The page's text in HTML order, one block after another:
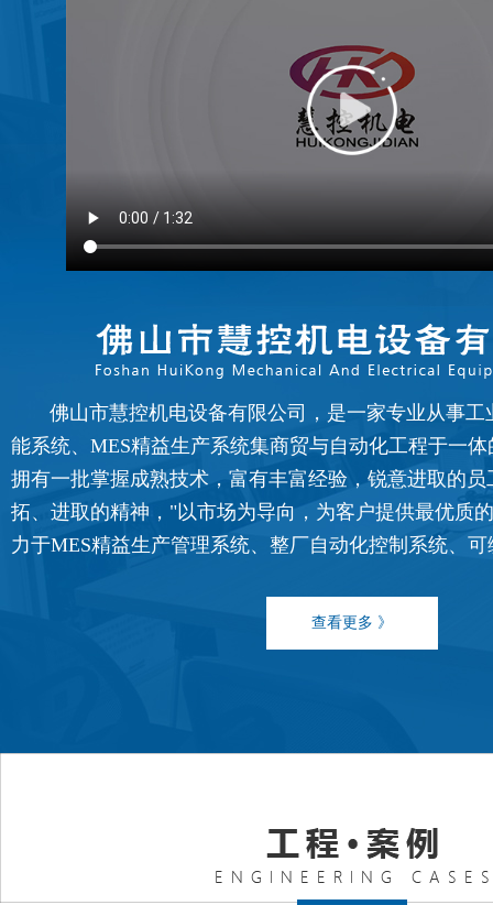
佛山市慧控机电设备有限公司，是一家专业从事工
能系统、MES精益生产系统集商贸与自动化工程于一
拥有一批掌握成熟技术，富有丰富经验，锐意进取的
拓、进取的精神，"以市场为导向，为客户提供最优质
力于MES精益生产管理系统、整厂自动化控制系统、
查看更多 》
FATEK永宏PLC纸箱机械行业四
FATEK永宏PLC纸箱机械行业翻
...
FATEK永宏PLC纺织印染行业剑